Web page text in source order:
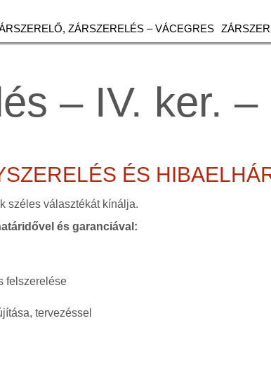
ZÁRSZERELÉS – VÁCEGRES
– IV. ker.
ÉS
széles választékát kínálja.
és garanciával:
felszerelése
tervezéssel